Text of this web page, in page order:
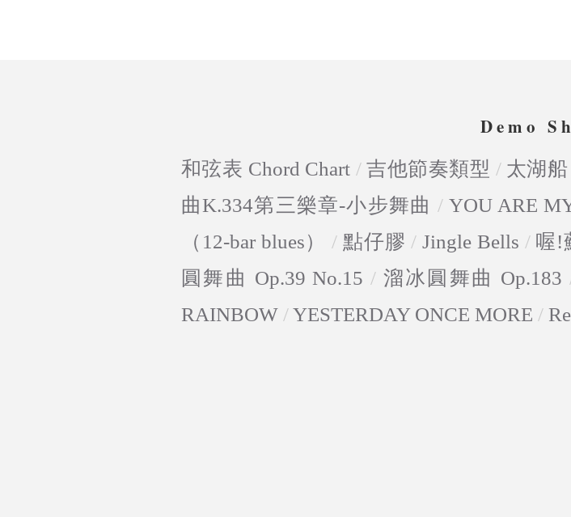
Demo
和弦表 Chord Chart /吉他節奏類型 / 太湖船
曲K.334第三樂章-小步舞曲 / YOU ARE
（12-bar blues）
/ 點仔膠 / Jingle Bells / 喔!
圓舞曲 Op.39 No.15 / 溜冰圓舞曲 Op.183
RAINBOW /YESTERDAY ONCE MORE /